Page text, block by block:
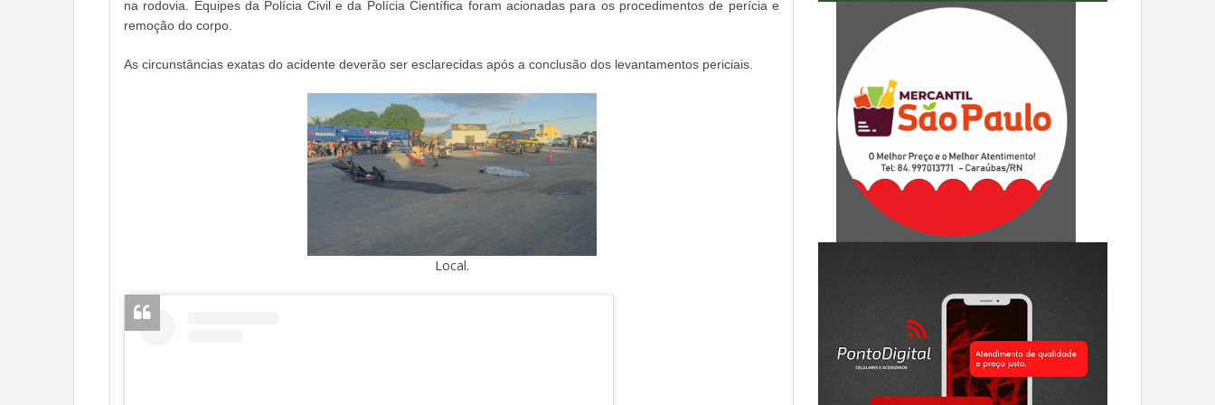
na rodovia. Equipes da Polícia Civil e da Polícia Científica foram acionadas para os procedimentos de perícia e
remoção do corpo.
As circunstâncias exatas do acidente deverão ser esclarecidas após a conclusão dos levantamentos periciais.
Local.